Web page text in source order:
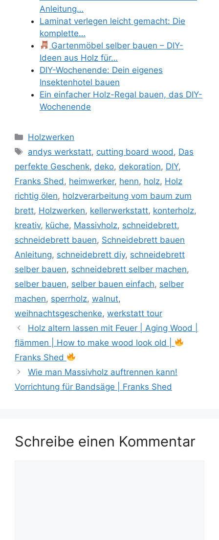
Anleitung…
Laminat verlegen leicht gemacht: Die
komplette…
Gartenmöbel selber bauen – DIY-
Ideen aus Holz für…
DIY-Wochenende: Dein eigenes
Insektenhotel bauen
Ein einfacher Holz-Regal bauen, das DIY-
Wochenende
Kategorien
Holzwerken
Schlagwörter
andys werkstatt, cutting board wood , Das
perfekte Geschenk, deko, dekoration, DIY,
Franks Shed , heimwerker, henn, holz, Holz
richtig ölen, holzverarbeitung vom baum zum
brett, Holzwerken, kellerwerkstatt, konterholz,
kreativ, küche, Massivholz, schneidebrett,
schneidebrett bauen, Schneidebrett bauen
Anleitung, schneidebrett diy, schneidebrett
selber bauen, schneidebrett selber machen,
selber bauen, selber bauen einfach, selber
machen, sperrholz, walnut,
weihnachtsgeschenke, werkstatt tour
Holz altern lassen mit Feuer | Aging Wood |
flämmen | How to make wood look old |
Franks Shed
Wie man Massivholz auftrennen kann!
Vorrichtung für Bandsäge | Franks Shed
Schreibe einen Kommentar